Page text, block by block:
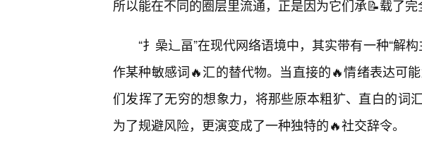
所以能在不同的圈层里流通，正是因为它们承📝载了完
“扌喿辶畐”在现代网络语境中，其实带有一种“解
作某种敏感词🔥汇的替代物。当直接的🔥情绪表达可
们发挥了无穷的想象力，将那些原本粗犷、直白的词
为了规避风险，更演变成了一种独特的🔥社交辞令。